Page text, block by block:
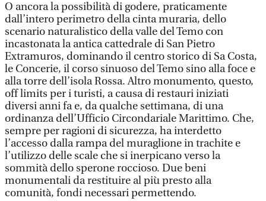
O ancora la possibilità di godere, praticamente
dall’intero perimetro della cinta muraria, dello
scenario naturalistico della valle del Temo con
incastonata la antica cattedrale di San Pietro
Extramuros, dominando il centro storico di Sa Costa,
le Concerie, il corso sinuoso del Temo sino alla foce e
alla torre dell’isola Rossa. Altro monumento, questo,
off limits per i turisti, a causa di restauri iniziati
diversi anni fa e, da qualche settimana, di una
ordinanza dell’Ufficio Circondariale Marittimo. Che,
sempre per ragioni di sicurezza, ha interdetto
l’accesso dalla rampa del muraglione in trachite e
l’utilizzo delle scale che si inerpicano verso la
sommità dello sperone roccioso. Due beni
monumentali da restituire al più presto alla
comunità, fondi necessari permettendo.